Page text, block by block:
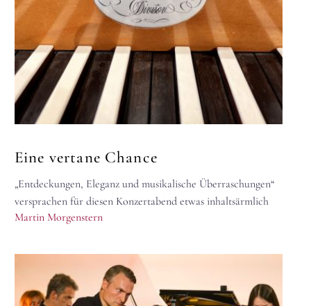
Eine vertane Chance
„Entdeckungen, Eleganz und musikalische Überraschungen“
versprachen für diesen Konzertabend etwas inhaltsärmlich
die Musikfestspiele (beziehungsweise das vermutlich
Martin Morgenstern